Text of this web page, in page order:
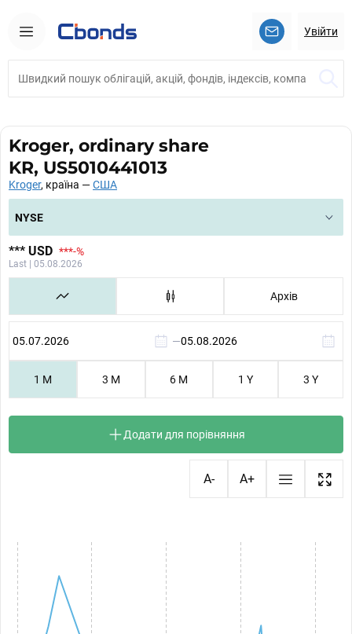
Увійти
Kroger, ordinary share
KR, US5010441013
Kroger, країна —США
NYSE
*** USD ***-%
Last | 05.08.2026
Архів
—
1 M 3 M 6 M 1 Y 3 Y
Додати для порівняння
A- A+